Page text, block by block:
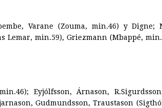
Varane (Zouma, min.46) y Digne;
Lemar, min.59), Griezmann (Mbappé,
Eyjólfsson, Árnason,
Gudmundsson, Traustason